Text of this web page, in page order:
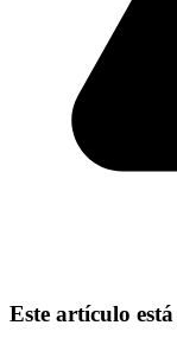
Este artículo